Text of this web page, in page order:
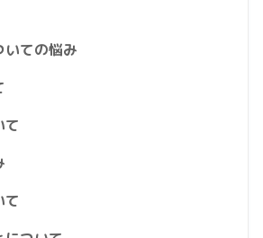
ての悩み
て
て